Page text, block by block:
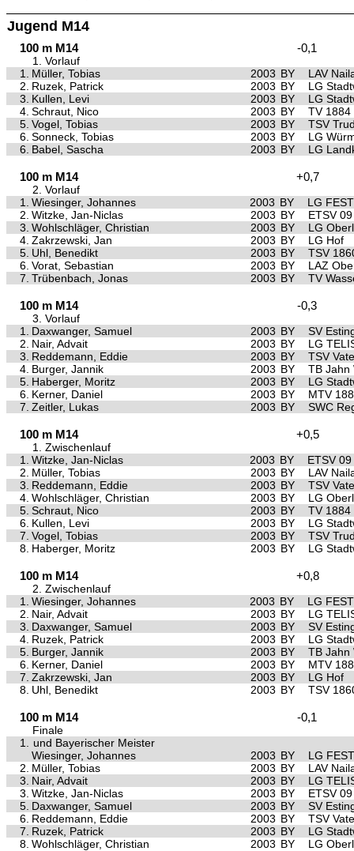
Jugend M14
100 m M14 -0,1
1. Vorlauf
1.
Müller, Tobias 2003 BY
LAV
2. Ruzek, Patrick 2003 BY
LG
3. Kullen, Levi 2003 BY
LG
4. Schraut, Nico 2003 BY
TV 1884
5. Vogel, Tobias 2003 BY
TSV
6. Sonneck, Tobias 2003 BY
LG
6. Babel, Sascha 2003 BY LG
100 m M14 +0,7
2. Vorlauf
1.
Wiesinger, Johannes 2003 BY
LG
2. Witzke, Jan-Niclas 2003 BY
ETSV
3. Wohlschläger, Christian 2003 BY
LG
4. Zakrzewski, Jan 2003 BY
LG Hof
5. Uhl, Benedikt 2003 BY
TSV
6. Vorat, Sebastian 2003 BY
LAZ
7. Trübenbach, Jonas 2003 BY TV
100 m M14 -0,3
3. Vorlauf
1.
Daxwanger, Samuel 2003 BY
SV
2. Nair, Advait 2003 BY
LG
3. Reddemann, Eddie 2003 BY
TSV
4. Burger, Jannik 2003 BY
TB Jahn
5. Haberger, Moritz 2003 BY
LG
6. Kerner, Daniel 2003 BY
MTV
7. Zeitler, Lukas 2003 BY SWC
100 m M14 +0,5
1. Zwischenlauf
1.
Witzke, Jan-Niclas 2003 BY
ETSV
2. Müller, Tobias 2003 BY
LAV
3. Reddemann, Eddie 2003 BY
TSV
4. Wohlschläger, Christian 2003 BY
LG
5. Schraut, Nico 2003 BY
TV 1884
6. Kullen, Levi 2003 BY
LG
7. Vogel, Tobias 2003 BY
TSV
8. Haberger, Moritz 2003 BY LG
100 m M14 +0,8
2. Zwischenlauf
1.
Wiesinger, Johannes 2003 BY
LG
2. Nair, Advait 2003 BY
LG
3. Daxwanger, Samuel 2003 BY
SV
4. Ruzek, Patrick 2003 BY
LG
5. Burger, Jannik 2003 BY
TB Jahn
6. Kerner, Daniel 2003 BY
MTV
7. Zakrzewski, Jan 2003 BY
LG Hof
8. Uhl, Benedikt 2003 BY TSV
100 m M14 -0,1
Finale
1.
und Bayerischer Meister
Wiesinger, Johannes
2003 BY
LG
2. Müller, Tobias 2003 BY
LAV
3. Nair, Advait 2003 BY
LG
3. Witzke, Jan-Niclas 2003 BY
ETSV
5. Daxwanger, Samuel 2003 BY
SV
6. Reddemann, Eddie 2003 BY
TSV
7. Ruzek, Patrick 2003 BY
LG
8. Wohlschläger, Christian 2003 BY LG